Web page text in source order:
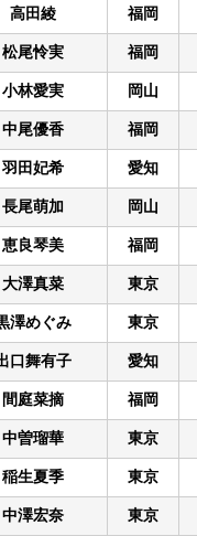
高田綾 福岡
松尾怜実 福岡
小林愛実 岡山
中尾優香 福岡
羽田妃希 愛知
長尾萌加 岡山
恵良琴美 福岡
大澤真菜 東京
澤めぐみ 東京
口舞有子 愛知
間庭菜摘 福岡
中曽瑠華 東京
稲生夏季 東京
中澤宏奈 東京